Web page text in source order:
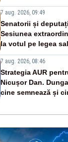
7 aug. 2026, 09:49
Senatorii și
Sesiunea
la votul pe legea
7 aug. 2026, 08:46
Strategia AUR
Nicușor Dan.
cine semnează și